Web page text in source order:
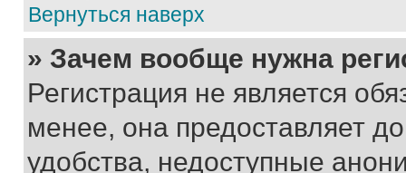
Вернуться наверх
» Зачем вообще нужна
Регистрация не является
менее, она предоставляет
удобства, недоступные